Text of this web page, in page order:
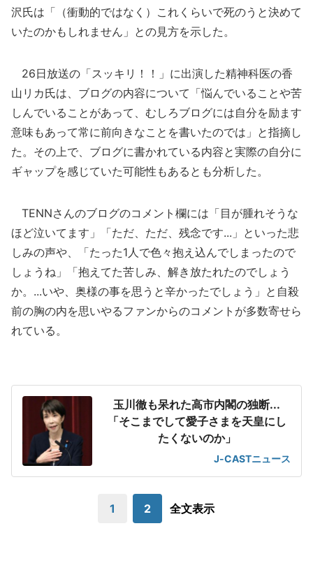
沢氏は「（衝動的ではなく）これくらいで死のうと決めて
いたのかもしれません」との見方を示した。
26日放送の「スッキリ！！」に出演した精神科医の香
山リカ氏は、ブログの内容について「悩んでいることや苦
しんでいることがあって、むしろブログには自分を励ます
意味もあって常に前向きなことを書いたのでは」と指摘し
た。その上で、ブログに書かれている内容と実際の自分に
ギャップを感じていた可能性もあるとも分析した。
TENNさんのブログのコメント欄には「目が腫れそうな
ほど泣いてます」「ただ、ただ、残念です...」といった悲
しみの声や、「たった1人で色々抱え込んでしまったので
しょうね」「抱えてた苦しみ、解き放たれたのでしょう
か。...いや、奥様の事を思うと辛かったでしょう」と自殺
前の胸の内を思いやるファンからのコメントが多数寄せら
れている。
玉川徹も呆れた高市内閣の独断...
「そこまでして愛子さまを天皇にし
たくないのか」
J-CASTニュース
1 2 全文表示